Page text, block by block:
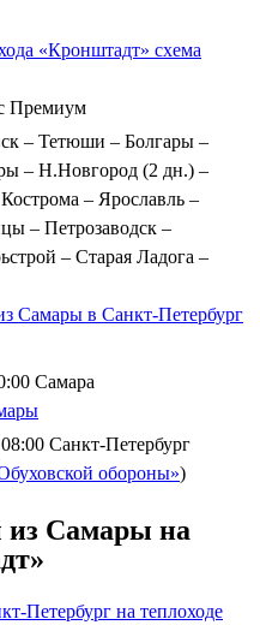
«Кронштадт» схема
Премиум
– Тетюши – Болгары –
– Н.Новгород (2 дн.) –
– Ярославль –
– Петрозаводск –
– Старая Ладога –
Самары в Санкт-Петербург
Самара
Санкт-Петербург
обороны»)
из Самары на
Петербург на теплоходе